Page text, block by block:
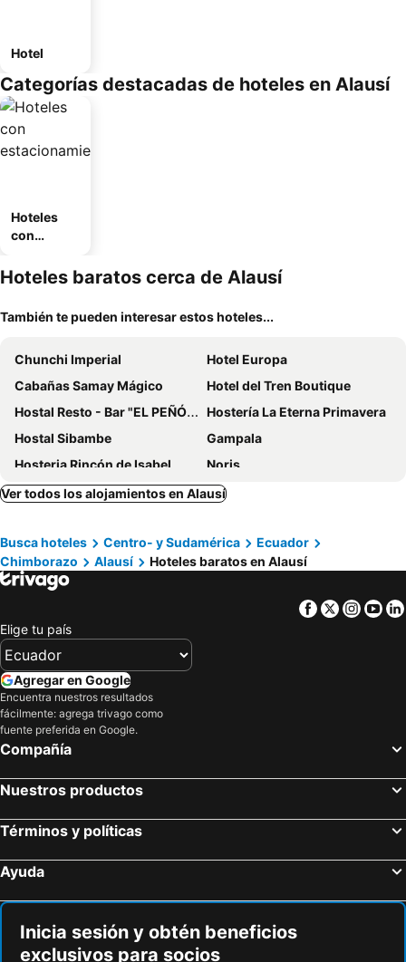
Hotel
Categorías destacadas de hoteles en Alausí
Hoteles
con
miento
Hoteles baratos cerca de Alausí
También te pueden interesar estos hoteles...
Chunchi Imperial
Hotel Europa
Cabañas Samay Mágico
Hotel del Tren Boutique
Hostal Resto - Bar "EL PEÑÓN"
Hostería La Eterna Primavera
Hostal Sibambe
Gampala
Hosteria Rincón de Isabel
Noris
Hostal Ventura
Chaperon
Ver todos los alojamientos en Alausí
Busca hoteles Centro- y Sudamérica
Ecuador
Chimborazo
Alausí Hoteles baratos en Alausí
Facebook
Twitter
Elige tu país
Agregar en Google
Encuentra nuestros resultados
fácilmente: agrega trivago como
fuente preferida en Google.
Compañía
Nuestros productos
Términos y políticas
Ayuda
Inicia sesión y obtén beneficios
exclusivos para socios